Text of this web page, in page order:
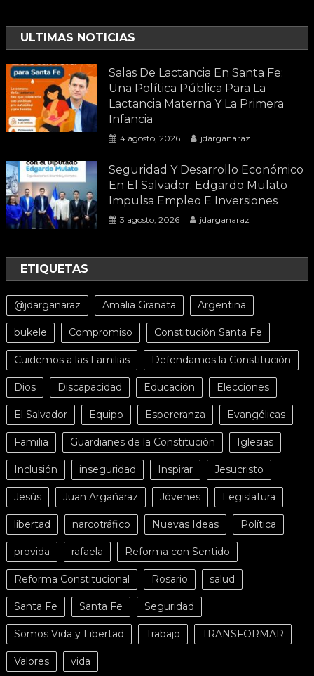
ULTIMAS NOTICIAS
Salas De Lactancia En Santa Fe:
Una Política Pública Para La
Lactancia Materna Y La Primera
Infancia
4 agosto, 2026 jdarganaraz
Seguridad Y Desarrollo Económico
En El Salvador: Edgardo Mulato
Impulsa Empleo E Inversiones
3 agosto, 2026 jdarganaraz
ETIQUETAS
@jdarganaraz Amalia Granata Argentina
bukele Compromiso Constitución Santa Fe
Cuidemos a las Familias Defendamos la Constitución
Dios Discapacidad Educación Elecciones
El Salvador Equipo Espereranza Evangélicas
Familia Guardianes de la Constitución Iglesias
Inclusión inseguridad Inspirar Jesucristo
Jesús Juan Argañaraz Jóvenes Legislatura
libertad narcotráfico Nuevas Ideas Política
provida rafaela Reforma con Sentido
Reforma Constitucional Rosario salud
Santa Fe Santa Fe Seguridad
Somos Vida y Libertad Trabajo TRANSFORMAR
Valores vida